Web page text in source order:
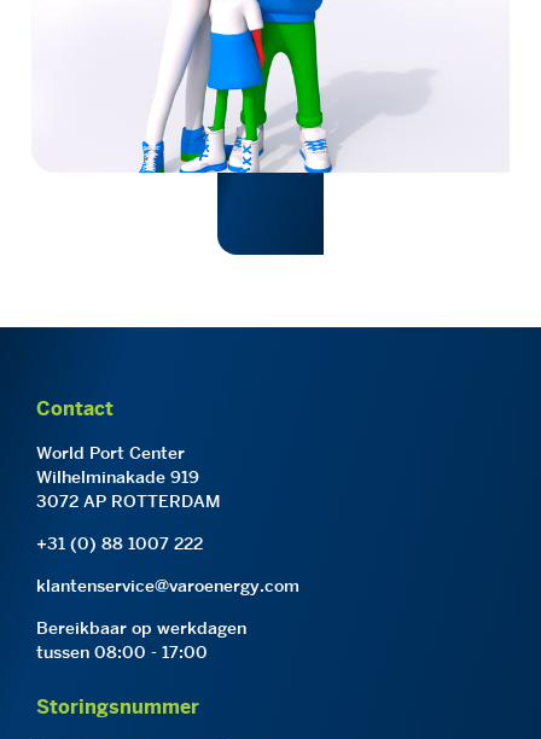
Contact
World Port Center
Wilhelminakade 919
3072 AP ROTTERDAM
+31 (0) 88 1007 222
klantenservice@varoenergy.com
Bereikbaar op werkdagen
tussen 08:00 - 17:00
Storingsnummer